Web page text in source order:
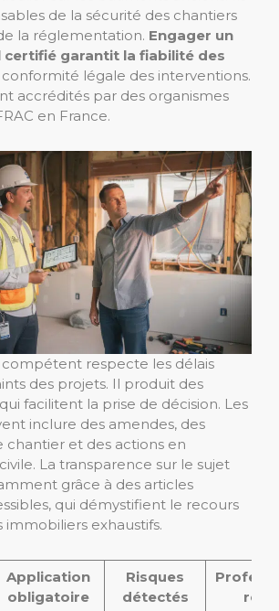
de la sécurité des chantiers
la réglementation. Engager un
garantit la fiabilité des
légale des interventions.
accrédités par des organismes
en France.
respecte les délais
des projets. Il produit des
facilitent la prise de décision. Les
inclure des amendes, des
chantier et des actions en
La transparence sur le sujet
grâce à des articles
qui démystifient le recours
immobiliers exhaustifs.
Application
obligatoire
Risques
détectés